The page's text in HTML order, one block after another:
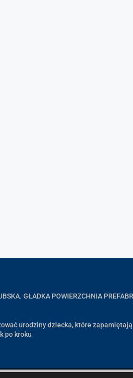
GŁADKA POWIERZCHNIA
urodziny dziecka, które
po kroku